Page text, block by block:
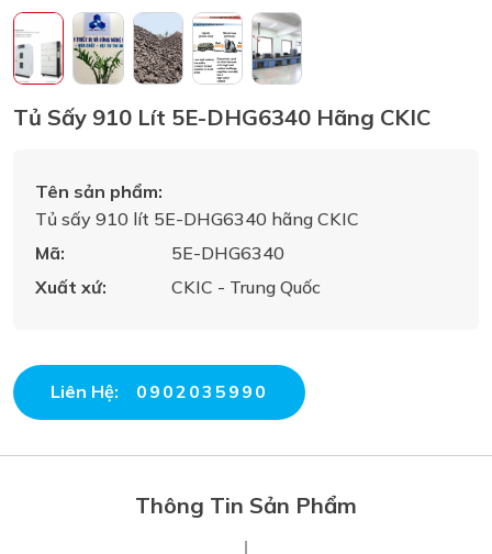
Tủ Sấy 910 Lít 5E-DHG6340 Hãng CKIC
Tên sản phẩm:
Tủ sấy 910 lít 5E-DHG6340 hãng CKIC
Mã:
5E-DHG6340
Xuất xứ:
CKIC - Trung Quốc
Liên Hệ: 0902035990
Thông Tin Sản Phẩm